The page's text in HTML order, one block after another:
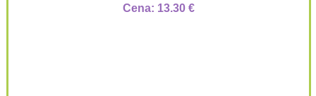
Cena: 13.30 €